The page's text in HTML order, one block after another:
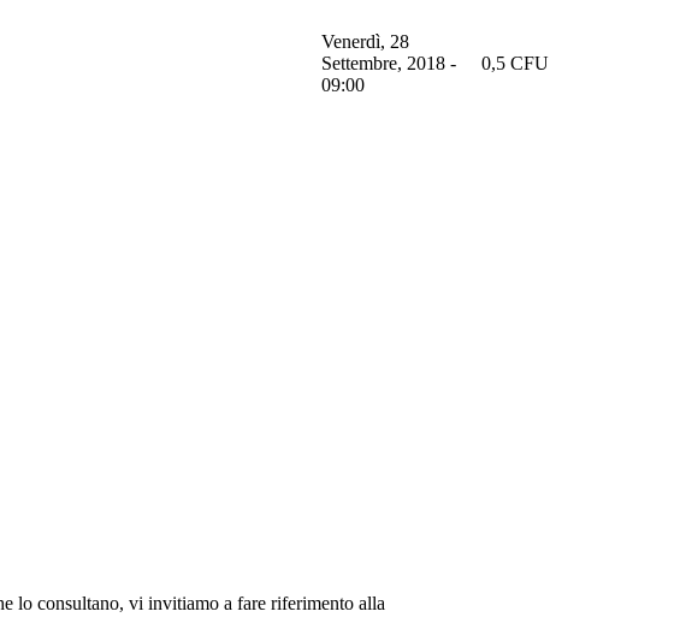
Venerdì, 28
Settembre, 2018 -
09:00
0,5 CFU
lo consultano, vi invitiamo a fare riferimento alla